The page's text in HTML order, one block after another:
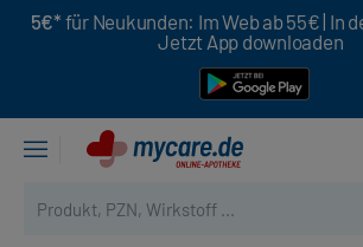
5€* für Neukunden: Im Web ab 55€ | In
Jetzt App downloaden